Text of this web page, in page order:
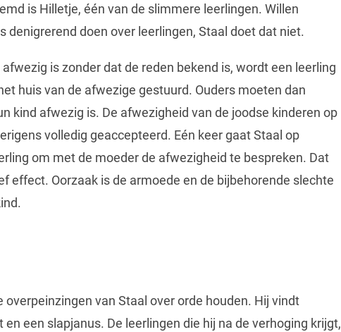
is Hilletje, één van de slimmere leerlingen. Willen
denigrerend doen over leerlingen, Staal doet dat niet.
is zonder dat de reden bekend is, wordt een leerling
huis van de afwezige gestuurd. Ouders moeten dan
kind afwezig is. De afwezigheid van de joodse kinderen op
volledig geaccepteerd. Eén keer gaat Staal op
om met de moeder de afwezigheid te bespreken. Dat
effect. Oorzaak is de armoede en de bijbehorende slechte
overpeinzingen van Staal over orde houden. Hij vindt
een slapjanus. De leerlingen die hij na de verhoging krijgt,